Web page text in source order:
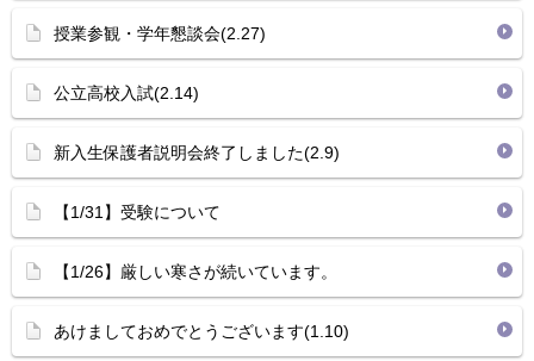
授業参観・学年懇談会(2.27)
公立高校入試(2.14)
新入生保護者説明会終了しました(2.9)
【1/31】受験について
【1/26】厳しい寒さが続いています。
あけましておめでとうございます(1.10)